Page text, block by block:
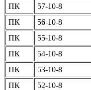
ПК
57-10-8
ПК
56-10-8
ПК
55-10-8
ПК
54-10-8
ПК
53-10-8
ПК
52-10-8